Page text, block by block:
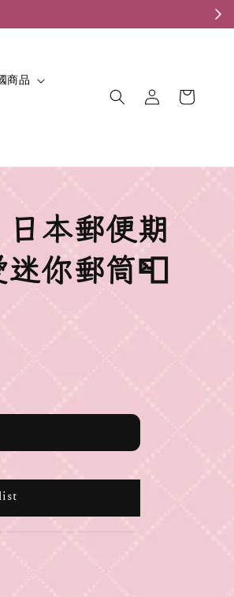
商品
日本郵便期
你郵筒📮